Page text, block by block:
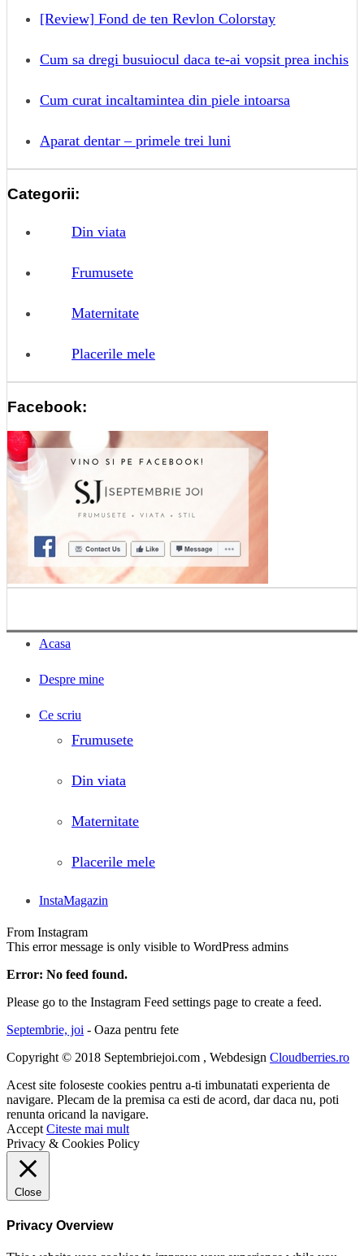
[Review] Fond de ten Revlon Colorstay
Cum sa dregi busuiocul daca te-ai vopsit prea inchis
Cum curat incaltamintea din piele intoarsa
Aparat dentar – primele trei luni
Categorii:
Din viata
Frumusete
Maternitate
Placerile mele
Facebook:
Acasa
Despre mine
Ce scriu
Frumusete
Din viata
Maternitate
Placerile mele
InstaMagazin
From Instagram
This error message is only visible to WordPress admins
Error: No feed found.
Please go to the Instagram Feed settings page to create a feed.
Septembrie, joi - Oaza pentru fete
Copyright © 2018 Septembriejoi.com , Webdesign Cloudberries.ro
Acest site foloseste cookies pentru a-ti imbunatati experienta de
navigare. Plecam de la premisa ca esti de acord, dar daca nu, poti
renunta oricand la navigare.
Accept Citeste mai mult
Privacy & Cookies Policy
Close
Privacy Overview